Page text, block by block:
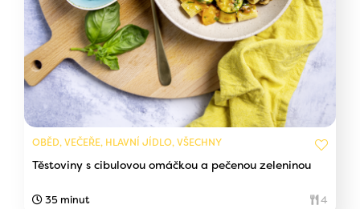
OBĚD, VEČEŘE, HLAVNÍ JÍDLO, VŠECHNY
Těstoviny s cibulovou omáčkou a pečenou zeleninou
35 minut 4